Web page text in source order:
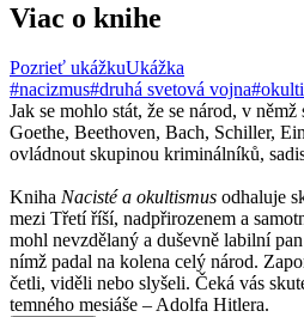
Viac o knihe
Pozrieť ukážkuUkážka
#nacizmus#druhá svetová vojna
Jak se mohlo stát, že se národ, v
Goethe, Beethoven, Bach, Schiller,
ovládnout skupinou kriminálníků,
Kniha Nacisté a okultismus odhaluje
mezi Třetí říší, nadpřirozenem a
mohl nevzdělaný a duševně labilní
nímž padal na kolena celý národ.
četli, viděli nebo slyšeli. Čeká vás
temného mesiáše – Adolfa Hitlera.